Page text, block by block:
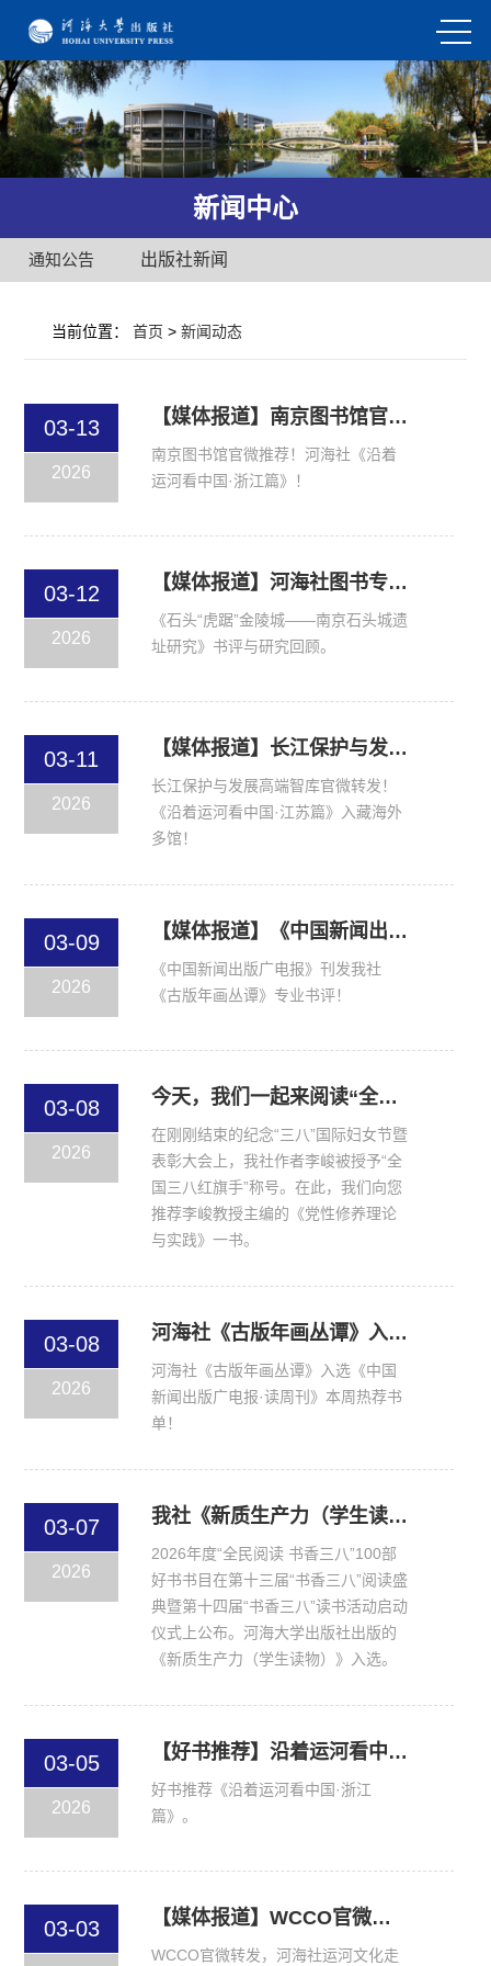
新闻中心
通知公告 出版社新闻
当前位置：首页 >新闻动态
03-13
2026
【媒体报道】南京图书馆官微推荐！河海社《沿着运河看中国·浙江篇》
南京图书馆官微推荐！河海社《沿着
运河看中国·浙江篇》！
03-12
2026
【媒体报道】河海社图书专业书评！马天翼 | 《石头“虎踞”金陵城——南京石头城遗址研究》书评与研究回顾
《石头“虎踞”金陵城——南京石头城遗
址研究》书评与研究回顾。
03-11
2026
【媒体报道】长江保护与发展高端智库官微转发！《沿着运河看中国·江苏篇》入藏海外多馆！
长江保护与发展高端智库官微转发！
《沿着运河看中国·江苏篇》入藏海外
多馆！
03-09
2026
【媒体报道】《中国新闻出版广电报》刊发我社《古版年画丛谭》专业书评！
《中国新闻出版广电报》刊发我社
《古版年画丛谭》专业书评！
03-08
2026
今天，我们一起来阅读“全国三八红旗手”李峻教授的学术力作
在刚刚结束的纪念“三八”国际妇女节暨
表彰大会上，我社作者李峻被授予“全
国三八红旗手”称号。在此，我们向您
推荐李峻教授主编的《党性修养理论
与实践》一书。
03-08
2026
河海社《古版年画丛谭》入选！《中国新闻出版广电报·读周刊》本周热荐书单
河海社《古版年画丛谭》入选《中国
新闻出版广电报·读周刊》本周热荐书
单！
03-07
2026
我社《新质生产力（学生读物）》入选2026年度“全民阅读 书香三八”100部好书
2026年度“全民阅读 书香三八”100部
好书书目在第十三届“书香三八”阅读盛
典暨第十四届“书香三八”读书活动启动
仪式上公布。河海大学出版社出版的
《新质生产力（学生读物）》入选。
03-05
2026
【好书推荐】沿着运河看中国｜浙水悠悠，文脉流长
好书推荐《沿着运河看中国·浙江
篇》。
03-03 【媒体报道】WCCO官微转发 入藏哈佛、耶鲁等图书馆！“江苏运河百科全书”跨洋渡海讲好中国故事
WCCO官微转发，河海社运河文化走